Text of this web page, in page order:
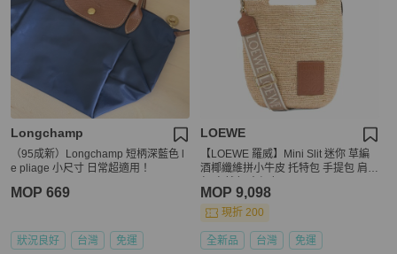
Longchamp
（95成新）Longchamp 短柄深藍色 l
e pliage 小尺寸 日常超適用！
MOP 669
狀況良好 台灣 免運
LOEWE
【LOEWE 羅威】Mini Slit 迷你 草編
酒椰纖維拼小牛皮 托特包 手提包 肩背
MOP 9,098
現折 200
全新品 台灣 免運